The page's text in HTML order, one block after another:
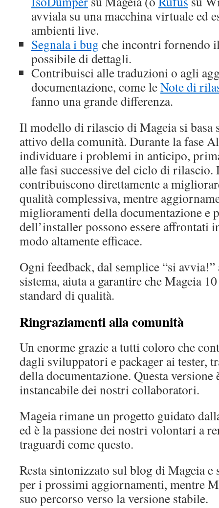
avviala su una macchina virtuale ed
ambienti live.
Segnala i bug che incontri fornendo
possibile di dettagli.
Contribuisci alle traduzioni o agli
documentazione, come leNote di
fanno una grande differenza.
Il modello di rilascio di Mageia si basa
attivo della comunità. Durante la fase
individuare i problemi in anticipo,
alle fasi successive del ciclo di
contribuiscono direttamente a
qualità complessiva, mentre
miglioramenti della documentazione e
dell’installer possono essere affrontati
modo altamente efficace.
Ogni feedback, dal semplice “si
sistema, aiuta a garantire che Mageia
standard di qualità.
Ringraziamenti alla comunità
Un enorme grazie a tutti coloro che
dagli sviluppatori e packager ai tester,
della documentazione. Questa
instancabile dei nostri collaboratori.
Mageia rimane un progetto guidato
ed è la passione dei nostri volontari a
traguardi come questo.
Resta sintonizzato sul blog di Mageia
per i prossimi aggiornamenti, mentre
suo percorso verso la versione stabile.